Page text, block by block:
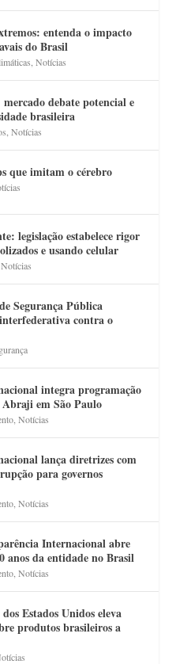
entenda o impacto
do Brasil
,Notícias
debate potencial e
brasileira
,Notícias
que imitam o cérebro
legislação estabelece rigor
e usando celular
,Notícias
Segurança Pública
contra o
integra programação
Abraji em São Paulo
,Notícias
lança diretrizes com
para governos
,Notícias
Internacional abre
anos da entidade no Brasil
,Notícias
Estados Unidos eleva
produtos brasileiros a